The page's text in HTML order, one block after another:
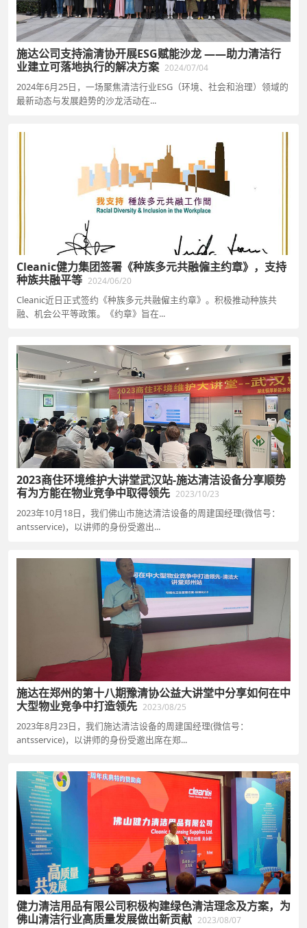
施达公司支持渝清协开展ESG赋能沙龙 ——助力清洁行
业建立可落地执行的解决方案 2024/07/04
2024年6月25日，一场聚焦清洁行业ESG（环境、社会和治理）领域的
最新动态与发展趋势的沙龙活动在...
Cleanic健力集团签署《种族多元共融僱主约章》，支持
种族共融平等 2024/06/20
Cleanic近日正式签约《种族多元共融僱主约章》。积极推动种族共
融、机会公平等政策。《约章》旨在...
2023商住环境维护大讲堂武汉站-施达清洁设备分享顺势
有为方能在物业竞争中取得领先 2023/10/23
2023年10月18日，我们佛山市施达清洁设备的周建国经理(微信号：
antsservice)，以讲师的身份受邀出...
施达在郑州的第十八期豫清协公益大讲堂中分享如何在中
大型物业竞争中打造领先 2023/08/25
2023年8月23日，我们施达清洁设备的周建国经理(微信号：
antsservice)，以讲师的身份受邀出席在郑...
健力清洁用品有限公司积极构建绿色清洁理念及方案，为
佛山清洁行业高质量发展做出新贡献 2023/08/07